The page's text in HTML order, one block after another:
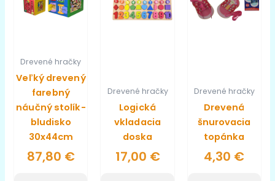
Drevené hračky
Veľký drevený
farebný
náučný stolík-
bludisko
30x44cm
87,80 €
Drevené hračky
Logická
vkladacia
doska
17,00 €
Drevené hračky
Drevená
šnurovacia
topánka
4,30 €